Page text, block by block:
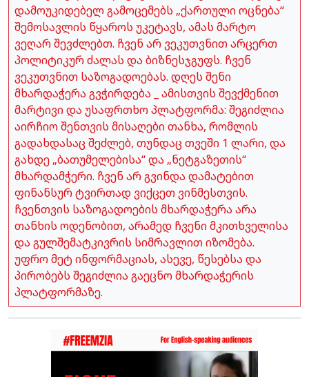
დამოუკიდებელ გამოცემებს „ქართული ოცნება“
შემოსავლის წყაროს უკეტავს, ამას მარტო
ვეღარ შევძლებთ. ჩვენ არ ვეკუთვნით არცერთ
პოლიტიკურ ძალას და ბიზნესჯგუფს. ჩვენ
ვეკუთვნით საზოგადოებას. დღეს შენი
მხარდაჭერა გვჭირდება _ ამისთვის შევქმენით
მარტივი და უსაფრთხო პლატფორმა: შეგიძლია
აირჩიო შენთვის მისაღები თანხა, რომლის
გადახდასაც შეძლებ, თუნდაც თვეში 1 ლარი, და
გახდე „ბათუმელებისა“ და „ნეტგაზეთის“
მხარდამჭერი. ჩვენ არ გვინდა დამატებით
ფინანსურ ტვირთად ვიქცეთ ვინმესთვის.
ჩვენთვის საზოგადოების მხარდაჭერა არა
თანხის ოდენობით, არამედ ჩვენი მკითხველისა
და გულშემატკივრის სიმრავლით იზომება.
უფრო მეტ ინფორმაციას, ასევე, წესებსა და
პირობებს შეგიძლია გაეცნო მხარდაჭერის
პლატფორმაზე.